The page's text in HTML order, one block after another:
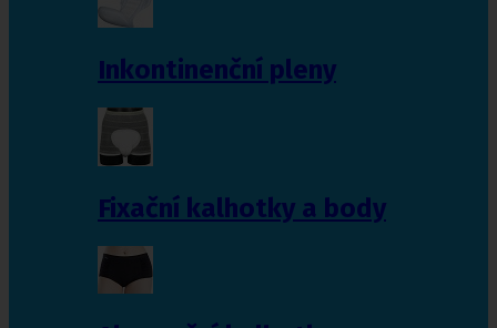
Inkontinenční pleny
Fixační kalhotky a body